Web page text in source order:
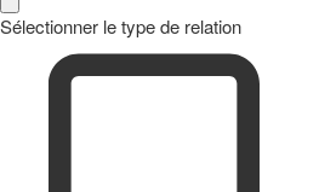
Sélectionner le type de relation